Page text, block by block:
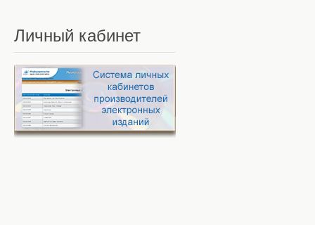
Личный кабинет